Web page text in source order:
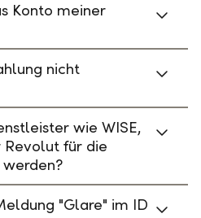
Konto meiner
nicht
wie WISE,
Revolut für die
"Glare" im ID